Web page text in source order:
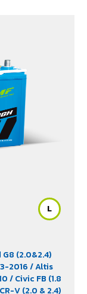
(2.0&2.4)
2016/ Altis
/ Civic FB (1.8
V (2.0 & 2.4)
L